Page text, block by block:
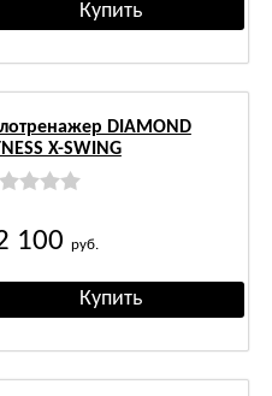
DIAMOND
X-SWING
100 руб.